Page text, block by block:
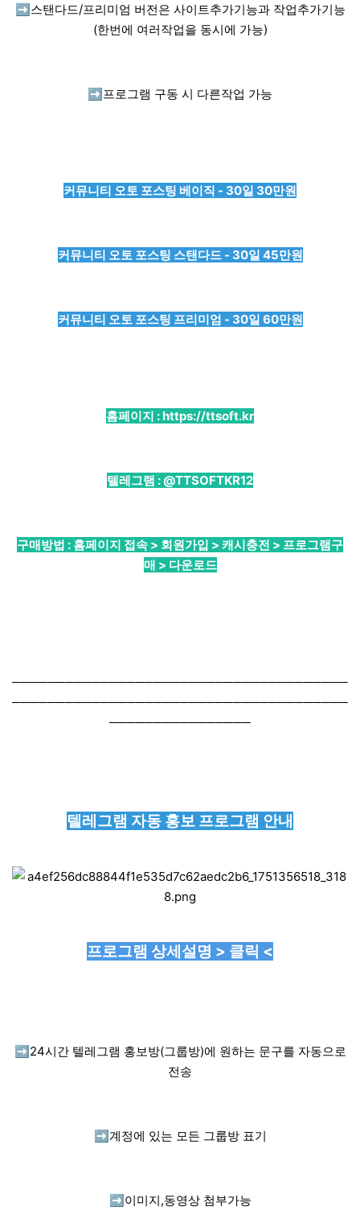
➡️ 스탠다드/프리미엄 버전은 사이트추가기능과 작업추가기능
(한번에 여러작업을 동시에 가능)
➡️ 프로그램 구동 시 다른작업 가능
커뮤니티 오토 포스팅 베이직 - 30일 30만원
커뮤니티 오토 포스팅 스탠다드 - 30일 45만원
커뮤니티 오토 포스팅 프리미엄 - 30일 60만원
홈페이지 :https://ttsoft.kr
텔레그램 : @TTSOFTKR12
구매방법 : 홈페이지 접속 > 회원가입 > 캐시충전 > 프로그램구
매 > 다운로드
──────────────────────────────────────
──────────────────────────────────────
────────────────
텔레그램 자동 홍보 프로그램 안내
프로그램 상세설명 > 클릭 <
➡️ 24시간 텔레그램 홍보방(그룹방)에 원하는 문구를 자동으로
전송
➡️ 계정에 있는 모든 그룹방 표기
➡️ 이미지,동영상 첨부가능